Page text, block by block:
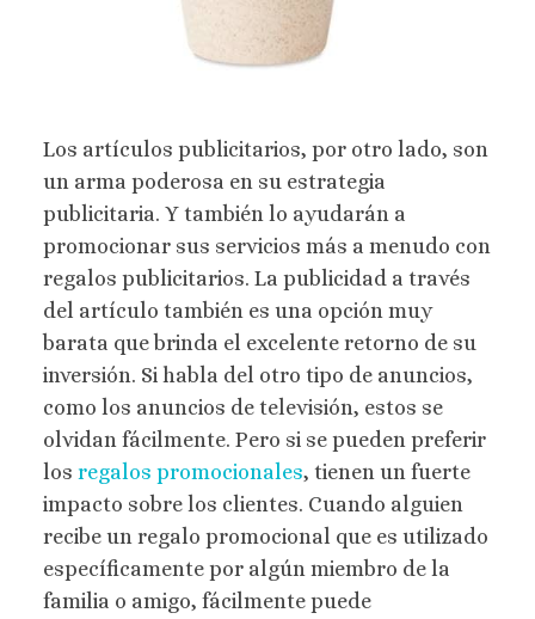
Los artículos publicitarios, por otro lado, son
un arma poderosa en su estrategia
publicitaria. Y también lo ayudarán a
promocionar sus servicios más a menudo con
regalos publicitarios. La publicidad a través
del artículo también es una opción muy
barata que brinda el excelente retorno de su
inversión. Si habla del otro tipo de anuncios,
como los anuncios de televisión, estos se
olvidan fácilmente. Pero si se pueden preferir
los regalos promocionales, tienen un fuerte
impacto sobre los clientes. Cuando alguien
recibe un regalo promocional que es utilizado
específicamente por algún miembro de la
familia o amigo, fácilmente puede